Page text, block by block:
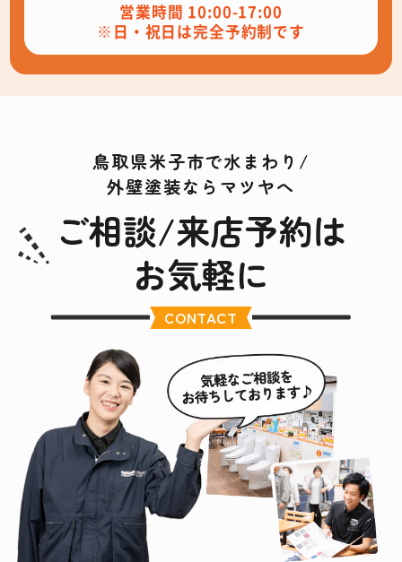
営業時間 10:00-17:00
※日・祝日は完全予約制です
鳥取県米子市で水まわり/
外壁塗装ならマツヤへ
ご相談/来店予約は
お気軽に
CONTACT